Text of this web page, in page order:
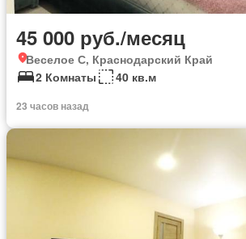
45 000 руб./месяц
Веселое С, Краснодарский Край
2 Комнаты
40 кв.м
23 часов назад